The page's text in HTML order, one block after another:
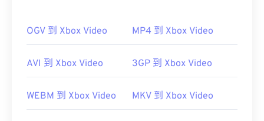
OGV 到 Xbox Video MP4 到 Xbox Video
AVI 到 Xbox Video 3GP 到 Xbox Video
WEBM 到 Xbox Video MKV 到 Xbox Video